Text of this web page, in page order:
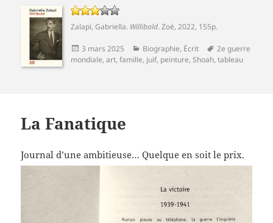
Zalapì, Gabriella. Willibald.Zoé, 2022, 155p.
Publié
le
3 mars 2025 Catégories
Biographie, Écrit
Mots-
clés
2e guerre
mondiale, art, famille, juif, peinture, Shoah, tableau
La Fanatique
Journal d’une ambitieuse… Quelque en soit le prix.